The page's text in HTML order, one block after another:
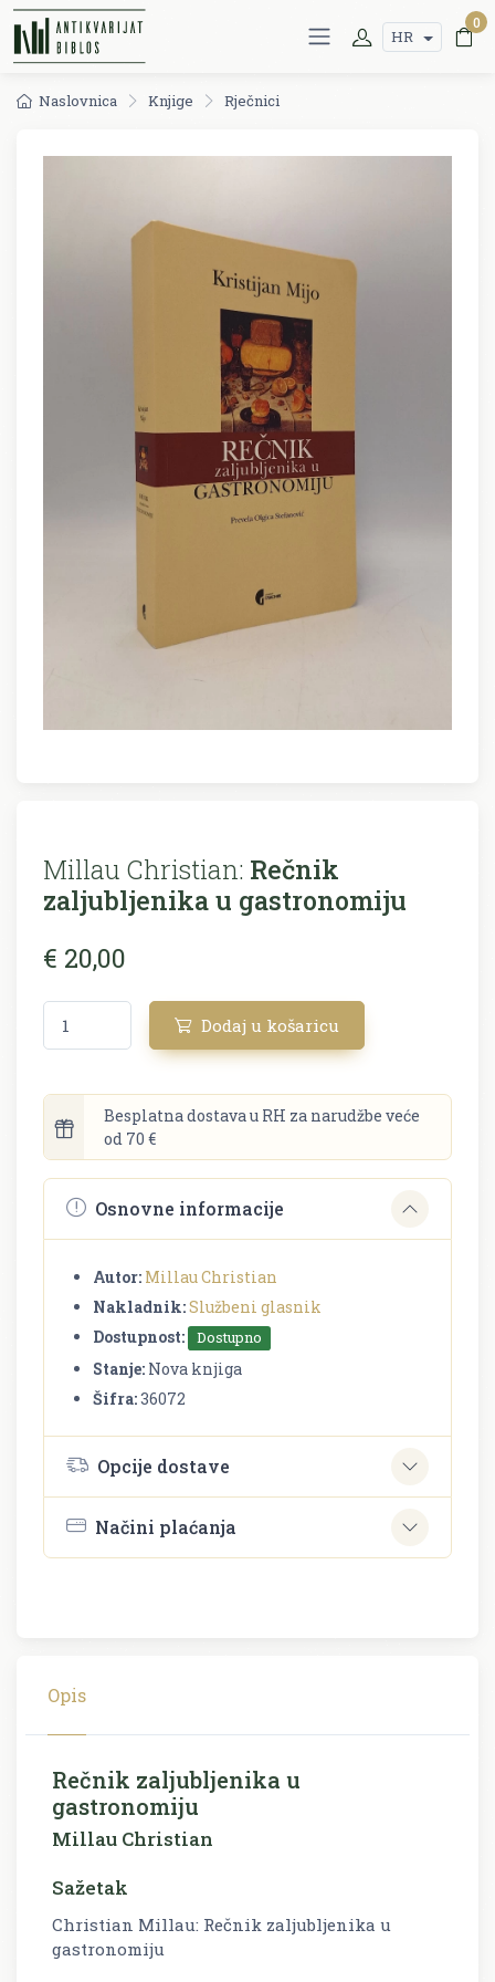
HR
0
Naslovnica Knjige Rječnici
Millau Christian: Rečnik
zaljubljenika u gastronomiju
€ 20,00
Dodaj u košaricu
Besplatna dostava u RH za narudžbe veće
od 70 €
Osnovne informacije
Autor: Millau Christian
Nakladnik:Službeni glasnik
Dostupnost:
Dostupno
Stanje: Nova knjiga
Šifra:36072
Opcije dostave
Načini plaćanja
Opis
Rečnik zaljubljenika u
gastronomiju
Millau Christian
Sažetak
Christian Millau: Rečnik zaljubljenika u
gastronomiju